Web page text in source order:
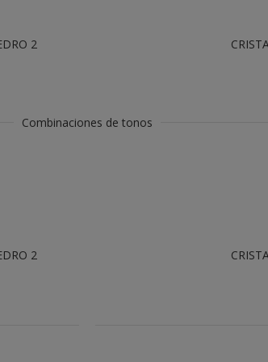
2
Combinaciones de tonos
2